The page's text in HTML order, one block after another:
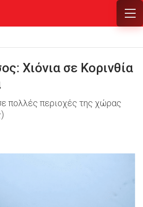
Χιόνια σε Κορινθία
πολλές περιοχές της χώρας